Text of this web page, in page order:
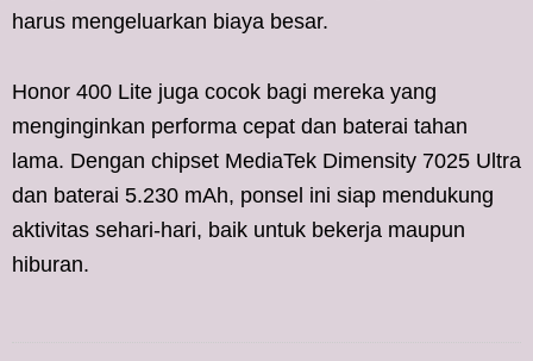
harus mengeluarkan biaya besar.
Honor 400 Lite juga cocok bagi mereka yang
menginginkan performa cepat dan baterai tahan
lama. Dengan chipset MediaTek Dimensity 7025 Ultra
dan baterai 5.230 mAh, ponsel ini siap mendukung
aktivitas sehari-hari, baik untuk bekerja maupun
hiburan.